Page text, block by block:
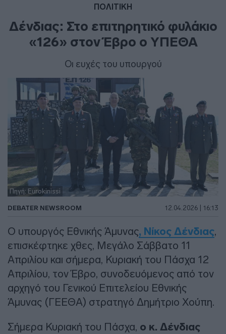
ΠΟΛΙΤΙΚΗ
Δένδιας: Στο επιτηρητικό φυλάκιο
«126» στον Έβρο ο ΥΠΕΘΑ
Οι ευχές του υπουργού
Πηγή: Eurokinissi
DEBATER NEWSROOM 12.04.2026 | 16:13
Ο υπουργός Εθνικής Άμυνας, Νίκος Δένδιας,
επισκέφτηκε χθες, Μεγάλο Σάββατο 11
Απριλίου και σήμερα, Κυριακή του Πάσχα 12
Απριλίου, τον Έβρο, συνοδευόμενος από τον
αρχηγό του Γενικού Επιτελείου Εθνικής
Άμυνας (ΓΕΕΘΑ) στρατηγό Δημήτριο Χούπη.
Σήμερα Κυριακή του Πάσχα, ο κ. Δένδιας